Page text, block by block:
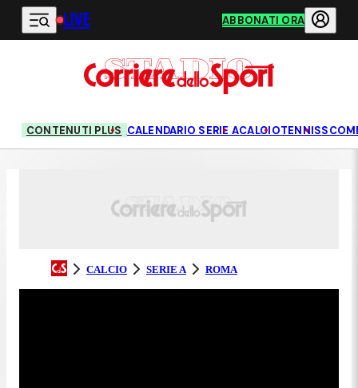
Vai al contenuto principale
LIVE ABBONATI ORA
CONTENUTI PLUS CALENDARIO SERIE ACALCIOTENNIS
CALCIO SERIE A ROMA